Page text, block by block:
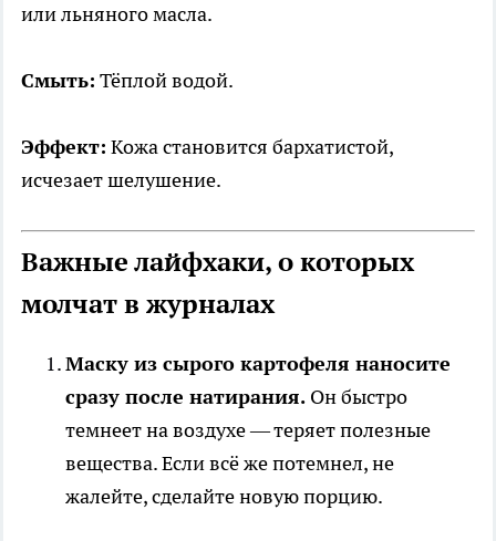
или льняного масла.
Смыть: Тёплой водой.
Эффект: Кожа становится бархатистой,
исчезает шелушение.
Важные лайфхаки, о которых
молчат в журналах
Маску из сырого картофеля наносите
сразу после натирания. Он быстро
темнеет на воздухе — теряет полезные
вещества. Если всё же потемнел, не
жалейте, сделайте новую порцию.